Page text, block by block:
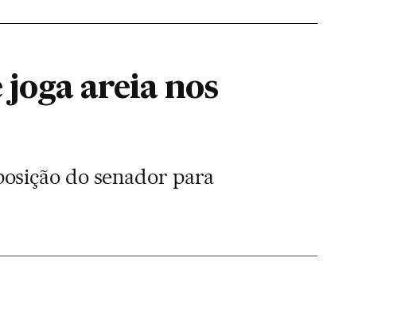
areia nos
do senador para